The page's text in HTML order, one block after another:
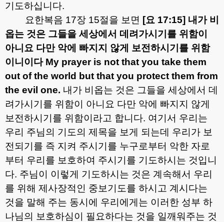
기도하십니다.
요한복음 17장 15절을 보면 [요 17:15] 내가 비
옵는 것은 그들을 세상에서 데려가시기를 위함이
아니요 다만 악에 빠지지 않게 보전하시기를 위함
이니이다My prayer is not that you take them
out of the world but that you protect them from
the evil one. 내가 비옵는 것은 그들을 세상에서 데
려가시기를 위함이 아니요 다만 악에 빠지지 않게
보전하시기를 위함이라고 합니다. 여기서 우리는
우리 주님의 기도의 제목을 보게 되는데 우리가 보
전되기를 즉 지켜 주시기를 누구로부터 악한 자로
부터 우리를 보호하여 주시기를 기도하시는 것입니
다. 주님이 이렇게 기도하시는 것은 계속해서 우리
를 위해 제사장적인 중보기도를 하시고 계시다는
것을 말해 주는 동시에 우리에게는 이러한 성부 하
나님의 보호하심이 필요하다는 것을 일깨워주는 것